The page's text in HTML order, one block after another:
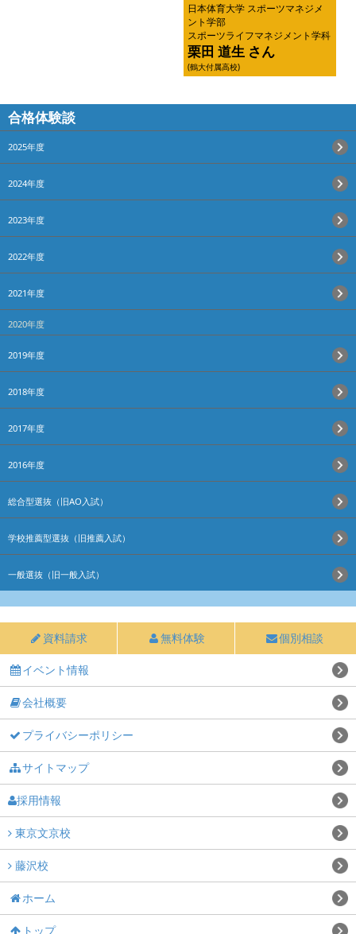
日本体育大学 スポーツマネジメ
ント学部
スポーツライフマネジメント学科
栗田 道生 さん
(鶴大付属高校)
合格体験談
2025年度
2024年度
2023年度
2022年度
2021年度
2020年度
2019年度
2018年度
2017年度
2016年度
総合型選抜（旧AO入試）
学校推薦型選抜（旧推薦入試）
一般選抜（旧一般入試）
資料請求 無料体験 個別相談
イベント情報
会社概要
プライバシーポリシー
サイトマップ
採用情報
東京文京校
藤沢校
ホーム
トップ